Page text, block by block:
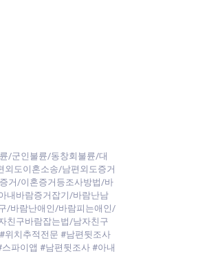
/군인불륜/동창회불륜/대
도이혼소송/남편외도증거
거/이혼증거등조사방법/바
내바람증거잡기/바람난남
/바람난애인/바람피는애인/
친구바람잡는법/남자친구
위치추적전문 #남편뒷조사
파이앱 #남편뒷조사 #아내